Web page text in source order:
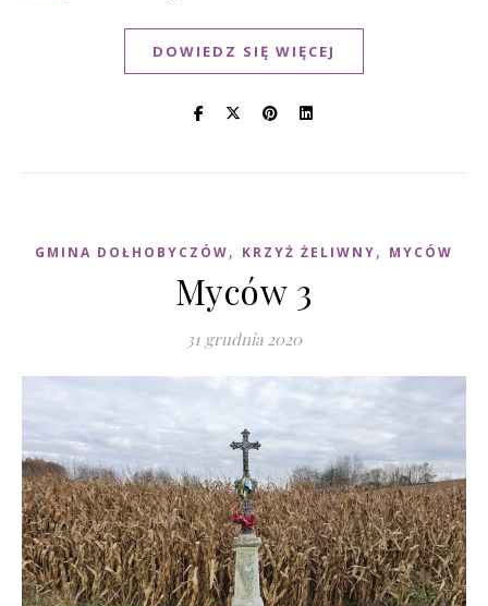
DOWIEDZ SIĘ WIĘCEJ
GMINA DOŁHOBYCZÓW, KRZYŻ ŻELIWNY, MYCÓW
Myców 3
31 grudnia 2020